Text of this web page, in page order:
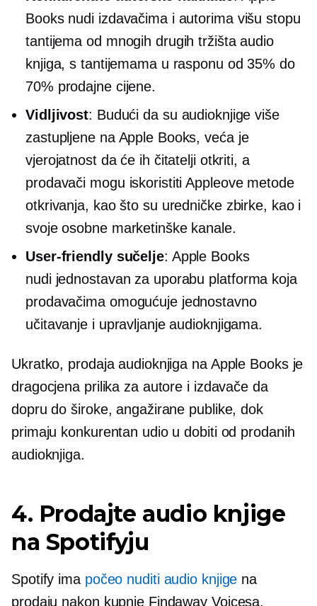
Books nudi izdavačima i autorima višu stopu
tantijema od mnogih drugih tržišta audio
knjiga, s tantijemama u rasponu od 35% do
70% prodajne cijene.
Vidljivost: Budući da su audioknjige više
zastupljene na Apple Books, veća je
vjerojatnost da će ih čitatelji otkriti, a
prodavači mogu iskoristiti Appleove metode
otkrivanja, kao što su uredničke zbirke, kao i
svoje osobne marketinške kanale.
User-friendlysučelje: Apple Books
nudi jednostavan za uporabu platforma koja
prodavačima omogućuje jednostavno
učitavanje i upravljanje audioknjigama.
Ukratko, prodaja audioknjiga na Apple Books je
dragocjena prilika za autore i izdavače da
dopru do široke, angažirane publike, dok
primaju konkurentan udio u dobiti od prodanih
audioknjiga.
4. Prodajte audio knjige
na Spotifyju
Spotify ima počeo nuditi audio knjige na
prodaju nakon kupnje Findaway Voicesa,